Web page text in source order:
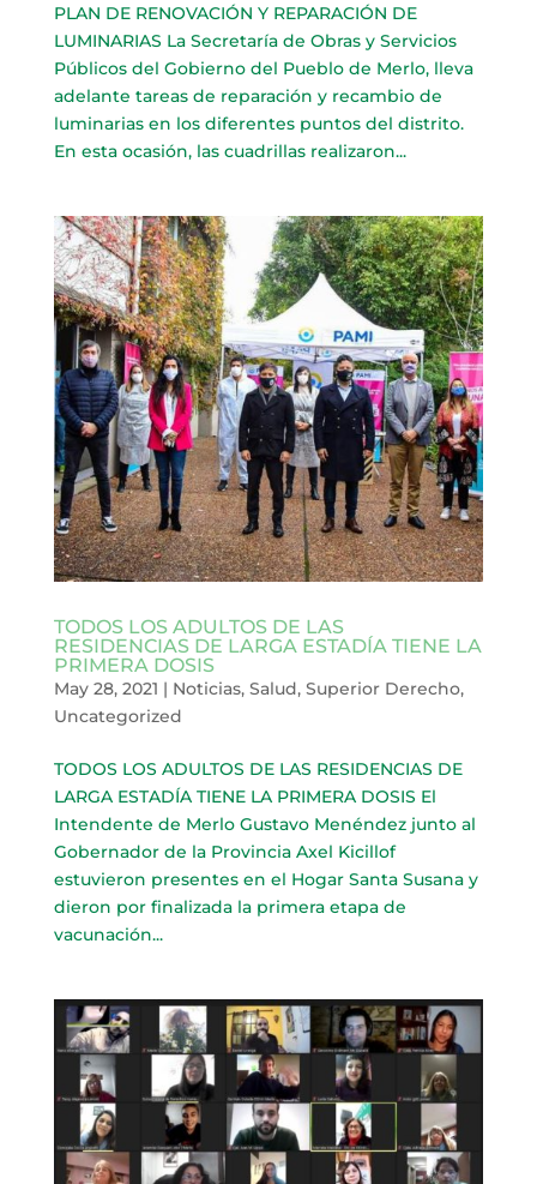
PLAN DE RENOVACIÓN Y REPARACIÓN DE
LUMINARIAS La Secretaría de Obras y Servicios
Públicos del Gobierno del Pueblo de Merlo, lleva
adelante tareas de reparación y recambio de
luminarias en los diferentes puntos del distrito.
En esta ocasión, las cuadrillas realizaron...
TODOS LOS ADULTOS DE LAS
RESIDENCIAS DE LARGA ESTADÍA TIENE LA
PRIMERA DOSIS
May 28, 2021 | Noticias, Salud, Superior Derecho,
Uncategorized
TODOS LOS ADULTOS DE LAS RESIDENCIAS DE
LARGA ESTADÍA TIENE LA PRIMERA DOSIS El
Intendente de Merlo Gustavo Menéndez junto al
Gobernador de la Provincia Axel Kicillof
estuvieron presentes en el Hogar Santa Susana y
dieron por finalizada la primera etapa de
vacunación...